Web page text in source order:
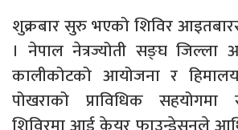
शुक्रबार सुरु भएको शिविर
। नेपाल नेत्रज्योती सङ्घ जिल्ला
कालीकोटको आयोजना र
पोखराको प्राविधिक सहयोगमा